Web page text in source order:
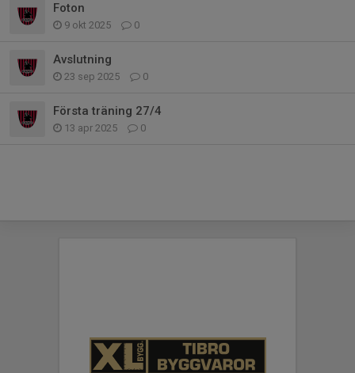
Foton
9 okt 2025 0
Avslutning
23 sep 2025 0
Första träning 27/4
13 apr 2025 0